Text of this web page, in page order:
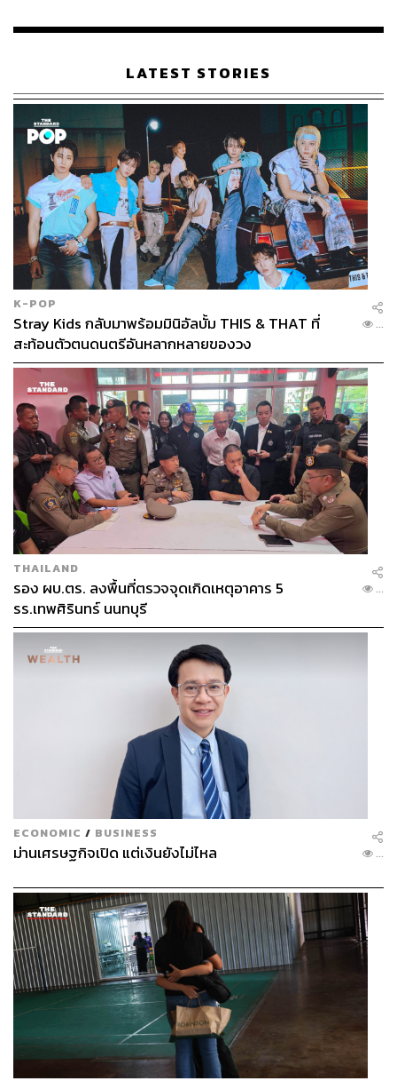
ส่วนในวันแห่งความรัก 14 กุมภาพันธ์ อแมนด้าก็ฝากวลีคมๆ
still violence on the street? เราจะพูดถึงวันแห่งความรักได้
ยังไง เมื่อยังมีประชาชนถูกทำร้ายโดยเจ้าหน้าที่รัฐ?” เพราะ
ก่อนหน้านั้นเพียงวันเดียว เกิดการประทะกันระหว่างผู้ชุมนุม
เรียกร้องประชาธิปไตยกับเจ้าหน้าที่ของรัฐ เป็นต้น
นอกจากนี้ เธอยังแสดงความคิดเห็นในประเด็นปัญหาต่างๆ
ของโลก ไม่ว่าจะเป็นเรื่องการ
รัฐประหารในเมียนมา ความ
หลากหลายทางเพศ และ Asian Hate ฯลฯ จุดนี้ทำให้นางงาม
ไม่ใช่ตุ๊กตากระเบื้องเคลือบที่แตะต้องไม่ได้ แต่กลายเป็นส่วน
หนึ่งของประชากรโลกที่ไม่ได้มองและพูดแต่ว่าโลกสวยแล้ว
กำลังสนใจ
4. ยืนสง่าท่ามกลางกระแสดราม่า
อแมนด้า ออบดัม น่าจะเป็น Miss Universe Thailand ที่แสดง
แนวคิดทางการเมืองตั้งแต่ยังอยู่ในตำแหน่ง แม้จะไม่ได้ออก
มาก้าวร้าวรุนแรง แต่ก็ทำให้มีทั้งคนที่ชอบและไม่ชอบ จึง
เป็นที่มาของกระแสดราม่ามากมาย อย่างการถูกปลดจาก
ตำแหน่งทูตด้านสุขภาพจิตของกรมสุขภาพจิต ทั้งที่รณรงค์
เรือนไทยที่ถูกซุกไว้
LATEST STORIES
K-POP
Stray Kids กลับมาพร้อมมินิอัลบั้ม THIS & THAT ที่
สะท้อนตัวตนดนตรีอันหลากหลายของวง
...
THAILAND
รอง ผบ.ตร. ลงพื้นที่ตรวจจุดเกิดเหตุอาคาร 5
รร.เทพศิรินทร์ นนทบุรี
...
ECONOMIC / BUSINESS
ม่านเศรษฐกิจเปิด แต่เงินยังไม่ไหล ...